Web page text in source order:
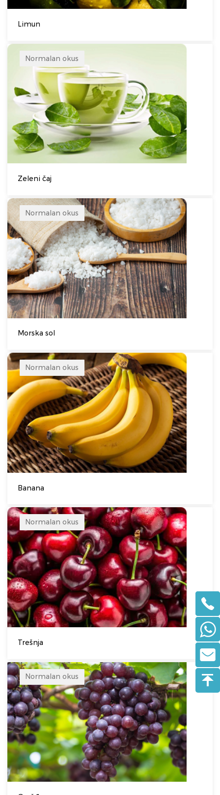
Limun
Normalan okus
Zeleni čaj
Normalan okus
Morska sol
Normalan okus
Banana
Normalan okus
Trešnja
Normalan okus